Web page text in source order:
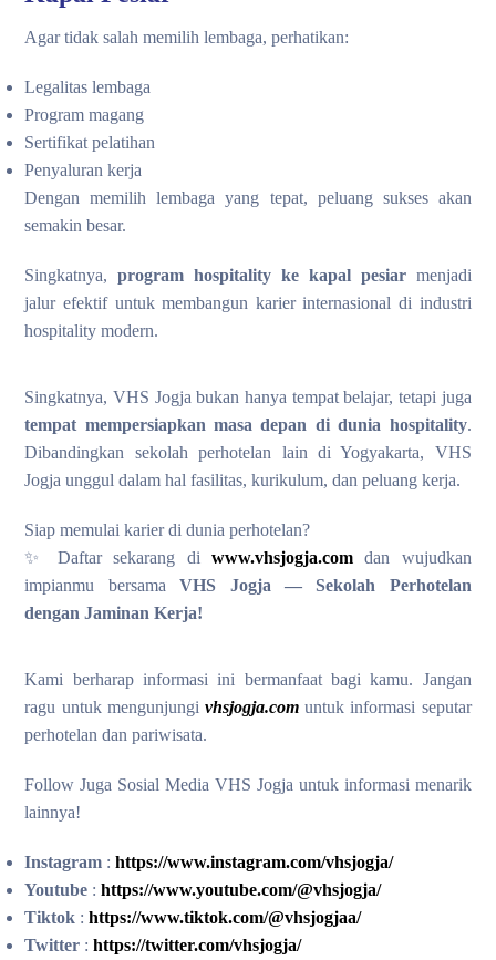
Agar tidak salah memilih lembaga, perhatikan:
Legalitas lembaga
Program magang
Sertifikat pelatihan
Penyaluran kerja
Dengan memilih lembaga yang tepat, peluang sukses akan
semakin besar.
Singkatnya,program hospitality ke kapal pesiarmenjadi
jalur efektif untuk membangun karier internasional di industri
hospitality modern.
Singkatnya, VHS Jogja bukan hanya tempat belajar, tetapi juga
tempat mempersiapkan masa depan di dunia hospitality.
Dibandingkan sekolah perhotelan lain di Yogyakarta, VHS
Jogja unggul dalam hal fasilitas, kurikulum, dan peluang kerja.
Siap memulai karier di dunia perhotelan?
✨ Daftar sekarang di www.vhsjogja.comdan wujudkan
impianmu bersamaVHS Jogja — Sekolah Perhotelan
dengan Jaminan Kerja!
Kami berharap informasi ini bermanfaat bagi kamu. Jangan
ragu untuk mengunjungi vhsjogja.com untuk informasi seputar
perhotelan dan pariwisata.
Follow Juga Sosial Media VHS Jogja untuk informasi menarik
lainnya!
Instagram : https://www.instagram.com/vhsjogja/
Youtube : https://www.youtube.com/@vhsjogja/
Tiktok : https://www.tiktok.com/@vhsjogjaa/
Twitter :https://twitter.com/vhsjogja/